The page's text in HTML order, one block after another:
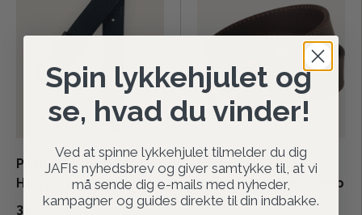
Portia Læderbælte -
Herre - Sort
399,00 kr
Härkila Arvak læder
livrem - Unisex - Deep
brown
Spin lykkehjulet og
se, hvad du vinder!
Ved at spinne lykkehjulet tilmelder du dig
JAFIs nyhedsbrev og giver samtykke til, at vi
må sende dig e-mails med nyheder,
kampagner og guides direkte til din indbakke.